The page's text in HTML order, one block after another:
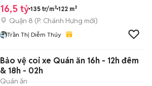
16,5 tỷ 135 tr/m² 122 m²
Quận 8 (P. Chánh Hưng mới)
Trần Thị Diễm Thúy
Bảo vệ coi xe Quán ăn 16h - 12h đêm
& 18h - 02h
Quán ăn